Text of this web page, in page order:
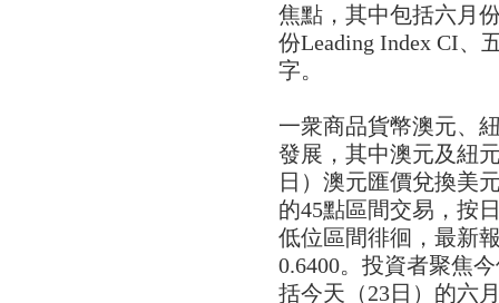
焦點，其中包括六月
份Leading Index CI、
字。
一衆商品貨幣澳元、
發展，其中澳元及紐
日）澳元匯價兌換美
的45點區間交易，按
低位區間徘徊，最新
0.6400。投資者聚焦
括今天（23日）的六